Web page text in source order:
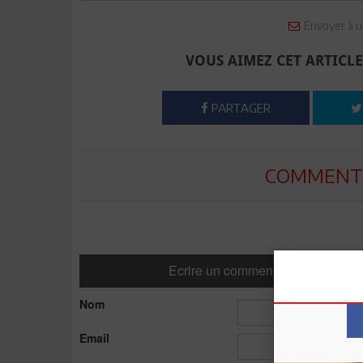
Envoyer à
VOUS AIMEZ CET
PARTAGER
Ecrire un commentaire
Nom
Email